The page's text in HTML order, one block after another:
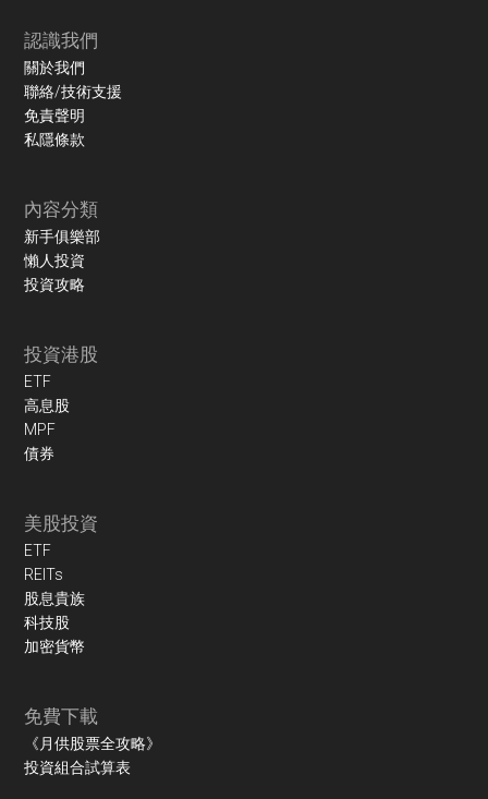
認識我們
關於我們
聯絡/技術支援
免責聲明
私隱條款
內容分類
新手俱樂部
懶人投資
投資攻略
投資港股
ETF
高息股
MPF
債券
美股投資
ETF
REITs
股息貴族
科技股
加密貨幣
免費下載
《月供股票全攻略》
投資組合試算表